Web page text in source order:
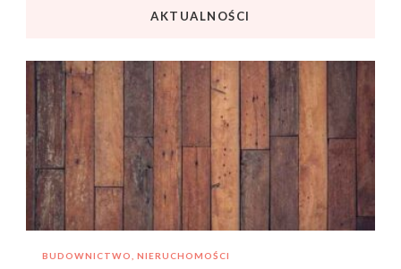
AKTUALNOŚCI
BUDOWNICTWO, NIERUCHOMOŚCI